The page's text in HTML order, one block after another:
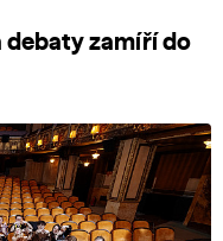
debaty zamíří do